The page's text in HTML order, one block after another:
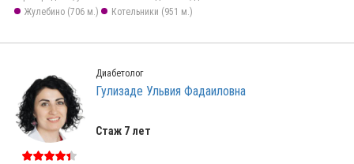
Жулебино (706 м.)
Котельники (951 м.)
Диабетолог
Гулизаде Ульвия Фадаиловна
Стаж 7 лет